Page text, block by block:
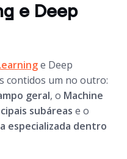
e Deep
e Deep
contidos um no outro:
geral, o Machine
subáreas e o
especializada dentro